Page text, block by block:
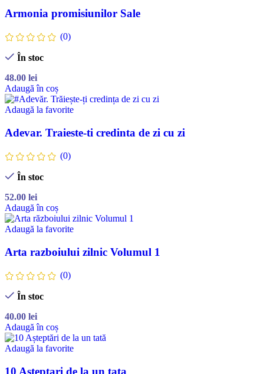
Armonia promisiunilor Sale
(0)
În stoc
48.00 lei
Adaugă în coș
Adaugă la favorite
Adevar. Traieste-ti credinta de zi cu zi
(0)
În stoc
52.00 lei
Adaugă în coș
Adaugă la favorite
Arta razboiului zilnic Volumul 1
(0)
În stoc
40.00 lei
Adaugă în coș
Adaugă la favorite
10 Asteptari de la un tata